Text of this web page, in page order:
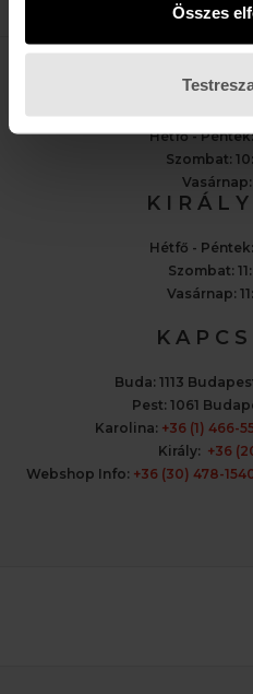
Összes
K A R O L I
Hétfő - Péntek:
Szombat:
K I R Á L
Hétfő - Péntek:
Szombat:
Vasárnap:
K A P C
Buda: 1113
Pest: 1061
Karolina: +36 (1) 466-
Király: +36
Webshop Info: +36 (30) 478-